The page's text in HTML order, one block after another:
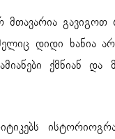
მთავარია
დიდი ხანია
ქმნიან და